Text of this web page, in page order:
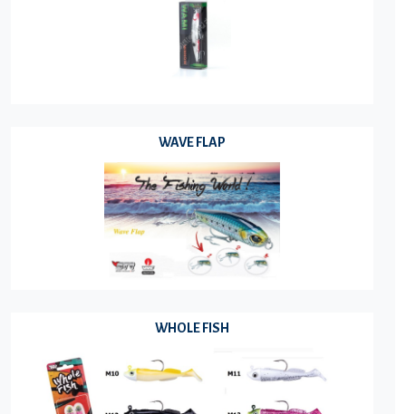
WAVE FLAP
WHOLE FISH